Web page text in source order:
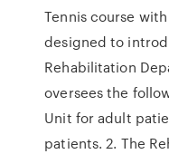
Tennis course with
designed to
Rehabilitation
oversees the
Unit for adult
patients. 2. The